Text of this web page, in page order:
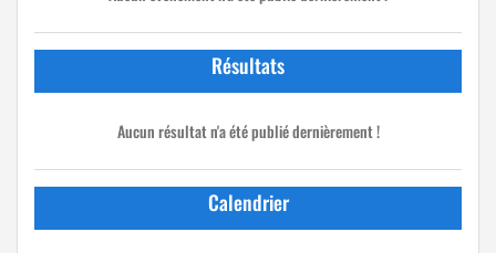
Résultats
Aucun résultat n'a été publié dernièrement !
Calendrier